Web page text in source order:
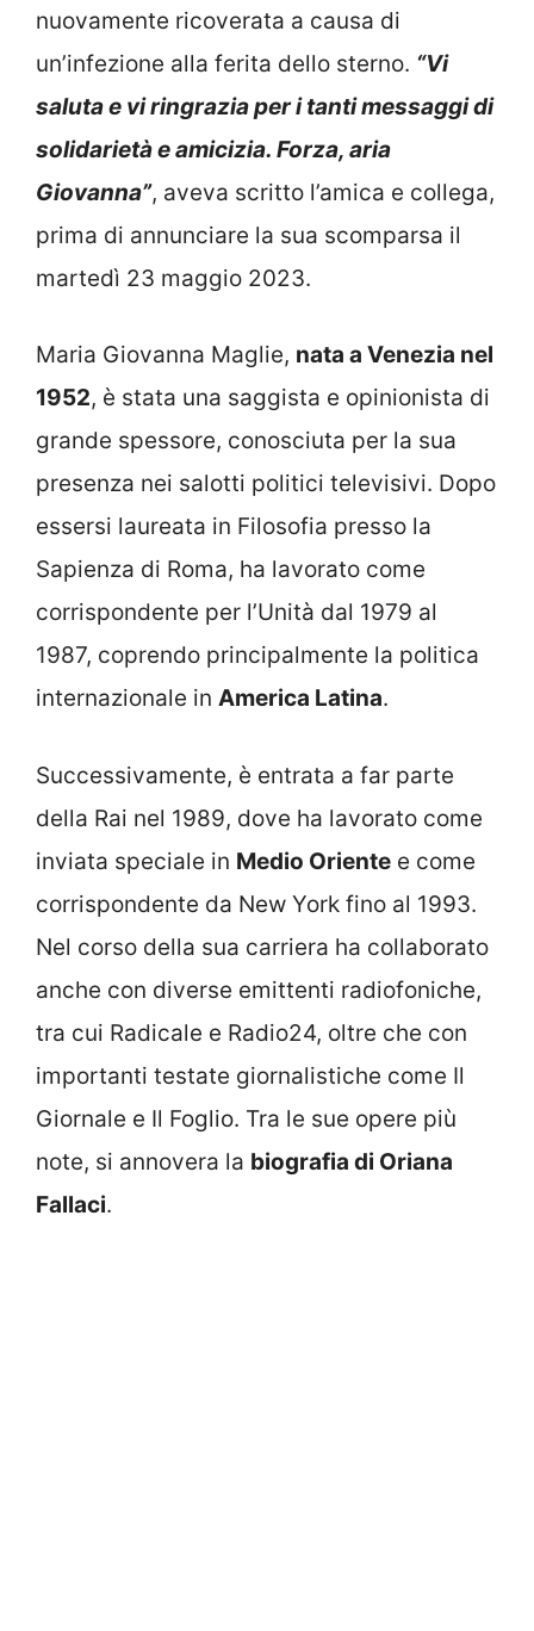
nuovamente ricoverata a causa di
un’infezione alla ferita dello sterno. “Vi
saluta e vi ringrazia per i tanti messaggi di
solidarietà e amicizia. Forza, aria
Giovanna”, aveva scritto l’amica e collega,
prima di annunciare la sua scomparsa il
martedì 23 maggio 2023.
Maria Giovanna Maglie, nata a Venezia nel
1952, è stata una saggista e opinionista di
grande spessore, conosciuta per la sua
presenza nei salotti politici televisivi. Dopo
essersi laureata in Filosofia presso la
Sapienza di Roma, ha lavorato come
corrispondente per l’Unità dal 1979 al
1987, coprendo principalmente la politica
internazionale in America Latina.
Successivamente, è entrata a far parte
della Rai nel 1989, dove ha lavorato come
inviata speciale in Medio Oriente e come
corrispondente da New York fino al 1993.
Nel corso della sua carriera ha collaborato
anche con diverse emittenti radiofoniche,
tra cui Radicale e Radio24, oltre che con
importanti testate giornalistiche come Il
Giornale e Il Foglio. Tra le sue opere più
note, si annovera la biografia di Oriana
Fallaci.